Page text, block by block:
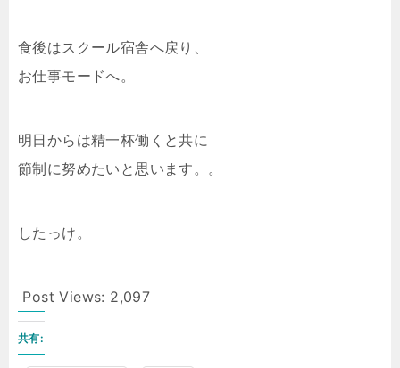
食後はスクール宿舎へ戻り、
お仕事モードへ。
明日からは精一杯働くと共に
節制に努めたいと思います。。
したっけ。
Post Views: 2,097
共有: